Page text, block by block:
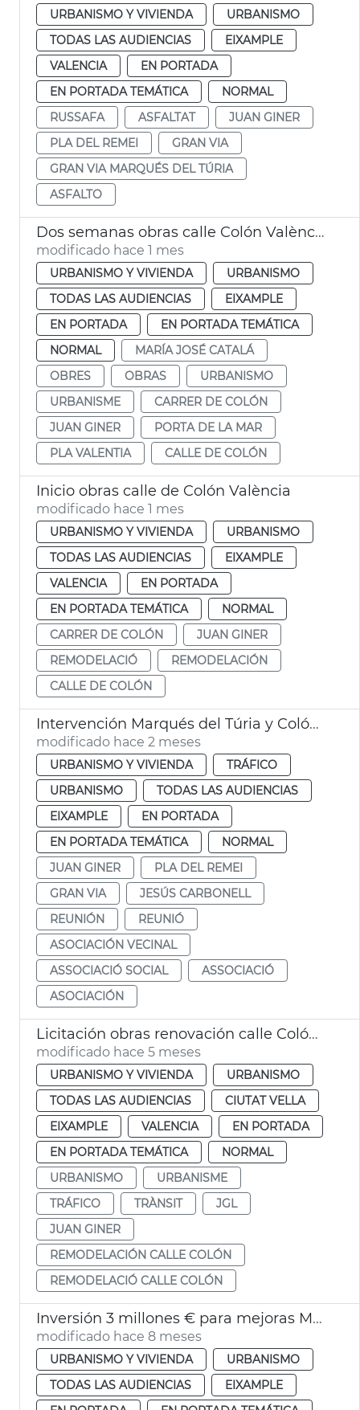
URBANISMO Y VIVIENDA
URBANISMO
TODAS LAS AUDIENCIAS
EIXAMPLE
VALENCIA
EN PORTADA
EN PORTADA TEMÁTICA
NORMAL
RUSSAFA
ASFALTAT
JUAN GINER
PLA DEL REMEI
GRAN VIA
GRAN VIA MARQUÉS DEL TÚRIA
ASFALTO
Dos semanas obras calle Colón València
modificado hace 1 mes
URBANISMO Y VIVIENDA
URBANISMO
TODAS LAS AUDIENCIAS
EIXAMPLE
EN PORTADA
EN PORTADA TEMÁTICA
NORMAL
MARÍA JOSÉ CATALÁ
OBRES
OBRAS
URBANISMO
URBANISME
CARRER DE COLÓN
JUAN GINER
PORTA DE LA MAR
PLA VALENTIA
CALLE DE COLÓN
Inicio obras calle de Colón València
modificado hace 1 mes
URBANISMO Y VIVIENDA
URBANISMO
TODAS LAS AUDIENCIAS
EIXAMPLE
VALENCIA
EN PORTADA
EN PORTADA TEMÁTICA
NORMAL
CARRER DE COLÓN
JUAN GINER
REMODELACIÓ
REMODELACIÓN
CALLE DE COLÓN
Intervención Marqués del Túria y Colón València
modificado hace 2 meses
URBANISMO Y VIVIENDA
TRÁFICO
URBANISMO
TODAS LAS AUDIENCIAS
EIXAMPLE
EN PORTADA
EN PORTADA TEMÁTICA
NORMAL
JUAN GINER
PLA DEL REMEI
GRAN VIA
JESÚS CARBONELL
REUNIÓN
REUNIÓ
ASOCIACIÓN VECINAL
ASSOCIACIÓ SOCIAL
ASSOCIACIÓ
ASOCIACIÓN
Licitación obras renovación calle Colón València
modificado hace 5 meses
URBANISMO Y VIVIENDA
URBANISMO
TODAS LAS AUDIENCIAS
CIUTAT VELLA
EIXAMPLE
VALENCIA
EN PORTADA
EN PORTADA TEMÁTICA
NORMAL
URBANISMO
URBANISME
TRÁFICO
TRÀNSIT
JGL
JUAN GINER
REMODELACIÓN CALLE COLÓN
REMODELACIÓ CALLE COLÓN
Inversión 3 millones € para mejoras Mercado Colón
modificado hace 8 meses
URBANISMO Y VIVIENDA
URBANISMO
TODAS LAS AUDIENCIAS
EIXAMPLE